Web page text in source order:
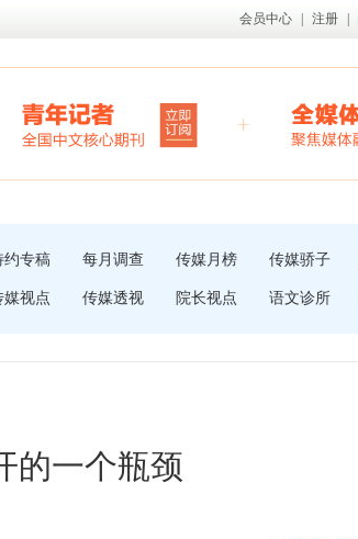
会员中心 注册
约专稿 每月调查 传媒月榜 传媒骄子
媒视点 传媒透视 院长视点 语文诊所
的一个瓶颈